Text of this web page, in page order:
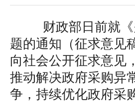
财政部日前就
题的通知（征求意见
向社会公开征求意见
推动解决政府采购异
争，持续优化政府采